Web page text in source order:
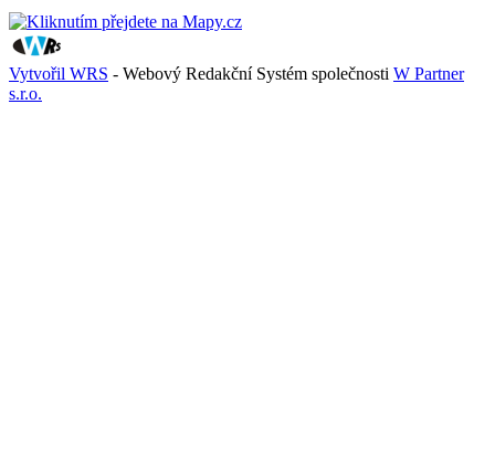
Vytvořil WRS - Webový Redakční Systém společnosti W Partner
s.r.o.